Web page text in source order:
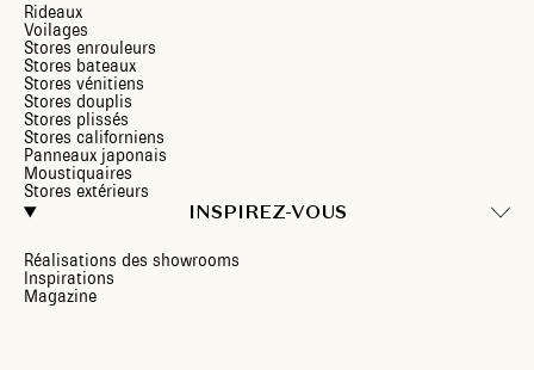
Rideaux
Voilages
Stores enrouleurs
Stores bateaux
Stores vénitiens
Stores douplis
Stores plissés
Stores californiens
Panneaux japonais
Moustiquaires
Stores extérieurs
INSPIREZ-VOUS
Réalisations des showrooms
Inspirations
Magazine